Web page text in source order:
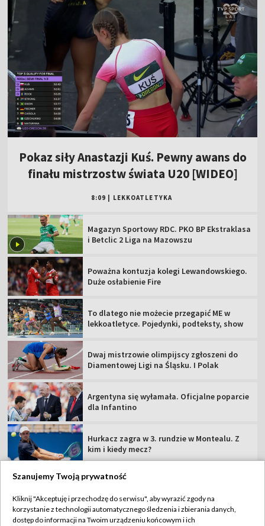
Pokaz siły Anastazji Kuś. Pewny awans do
finału mistrzostw świata U20 [WIDEO]
8:09 LEKKOATLETYKA
Magazyn Sportowy RDC. PKO BP Ekstraklasa
i Betclic 2 Liga na Mazowszu
Poważna kontuzja kolegi Lewandowskiego.
Duże osłabienie Fire
To dlatego nie możecie przegapić ME w
lekkoatletyce. Pojedynki, podteksty, show
Dwaj mistrzowie olimpijscy zgłoszeni do
Diamentowej Ligi na Śląsku. I Polak
Argentyna się wyłamała. Oficjalne poparcie
dla Infantino
Hurkacz zagra w 3. rundzie w Montealu. Z
kim i kiedy mecz?
TVP
Szanujemy Twoją prywatność
Kliknij "Akceptuję i przechodzę do serwisu", aby wyrazić zgody na
korzystanie z technologii automatycznego śledzenia i zbierania danych,
dostęp do informacji na Twoim urządzeniu końcowym i ich